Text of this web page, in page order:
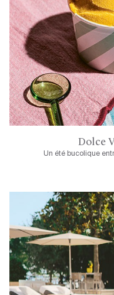
Dolce
Un été bucolique